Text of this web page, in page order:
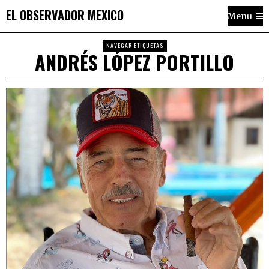
EL OBSERVADOR MEXICO Menu
NAVEGAR ETIQUETAS
ANDRÉS LÓPEZ PORTILLO